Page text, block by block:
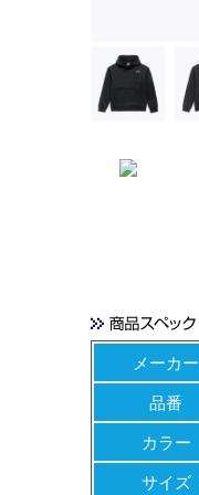
メーカー
品番
カラー
サイズ